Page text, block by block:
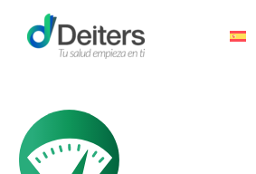
contingut